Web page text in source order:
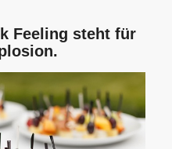
Feeling steht für